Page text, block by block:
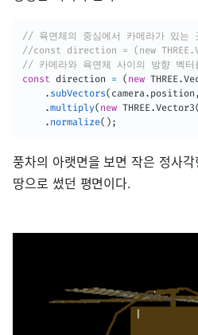
// 육면체의 중심에서 카메라가 있는
//const direction = (new
// 카메라와 육면체 사이의 방향 벡터
const direction = ( new THREE.
. subVectors( camera . position ,
.multiply( new THREE.Vector3(
. normalize( ) ;
풍차의 아랫면을 보면 작은 정사
땅으로 썼던 평면이다.